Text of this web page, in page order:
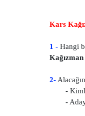
Kars
1 - Hangi
2-
-
-